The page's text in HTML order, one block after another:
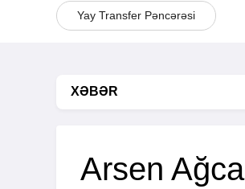
Yay Transfer Pəncərəsi
XƏBƏR
Arsen